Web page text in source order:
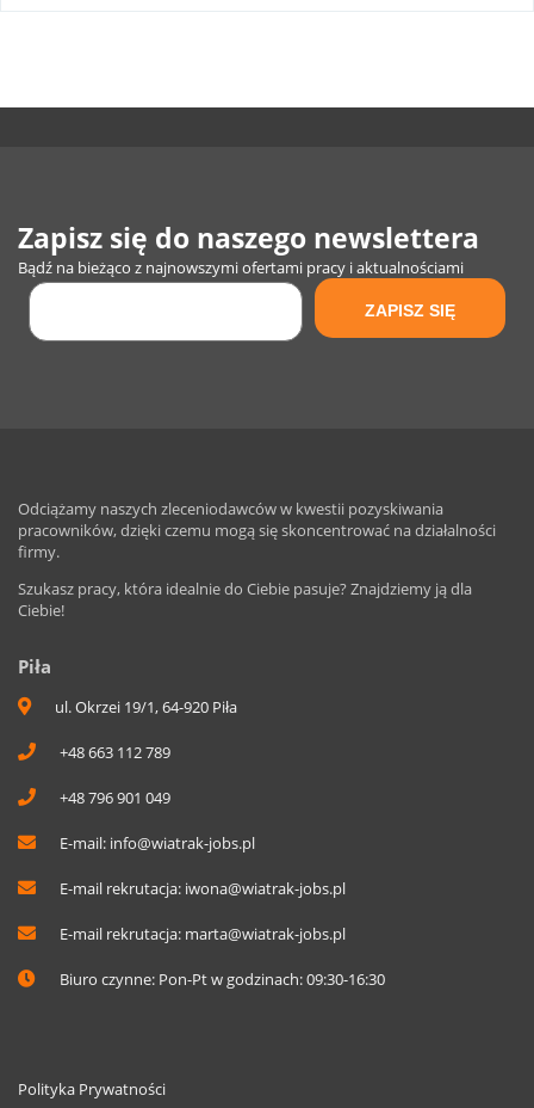
Zapisz się do naszego newslettera
Bądź na bieżąco z najnowszymi ofertami pracy i aktualnościami
Odciążamy naszych zleceniodawców w kwestii pozyskiwania
pracowników, dzięki czemu mogą się skoncentrować na działalności
firmy.
Szukasz pracy, która idealnie do Ciebie pasuje? Znajdziemy ją dla
Ciebie!
Piła
ul. Okrzei 19/1, 64-920 Piła
+48 663 112 789
+48 796 901 049
E-mail: info@wiatrak-jobs.pl
E-mail rekrutacja: iwona@wiatrak-jobs.pl
E-mail rekrutacja: marta@wiatrak-jobs.pl
Biuro czynne: Pon-Pt w godzinach: 09:30-16:30
Polityka Prywatności